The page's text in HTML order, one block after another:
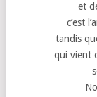
et
c’est
tandis
qui vient